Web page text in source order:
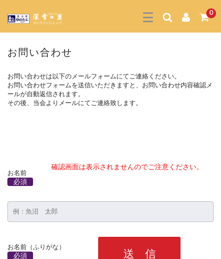
0
お問い合わせ
お問い合わせは以下のメールフォームにてご連絡ください。
お問い合わせフォームを送信いただきますと、お問い合わせ内容確認メ
ールが自動返信されます。
その後、当会よりメールにてご連絡致します。
お名前
必須
お名前（ふりがな）
必須
確認画面は表示されませんのでご注意ください。